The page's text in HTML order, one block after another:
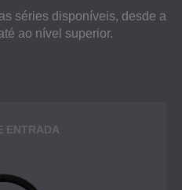
séries disponíveis, desde a
ao nível superior.
ENTRADA